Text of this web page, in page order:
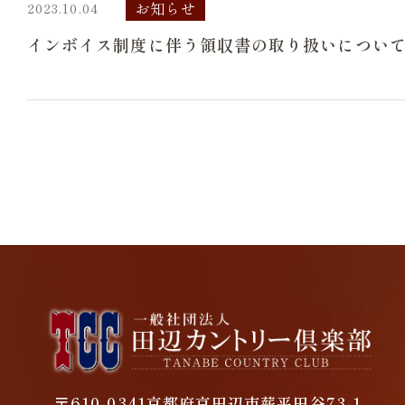
2023.10.04 お知らせ
インボイス制度に伴う領収書の取り扱いについ